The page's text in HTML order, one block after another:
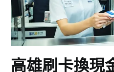
高雄刷卡換現